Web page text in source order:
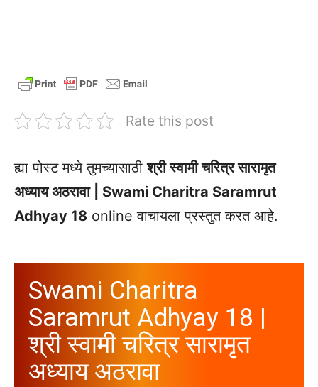
Rate this post
ह्या पोस्ट मध्ये तुमच्यासाठीश्री स्वामी चरित्र सारामृत
अध्याय अठरावा | Swami Charitra Saramrut
Adhyay 18 online वाचायला प्रस्तुत करत आहे.
Swami Charitra
Saramrut Adhyay 18 |
श्री स्वामी चरित्र सारामृत
अध्याय अठरावा